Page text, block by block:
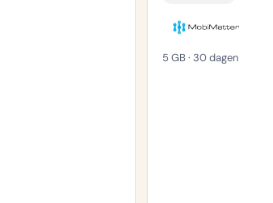
5 GB · 30 dagen